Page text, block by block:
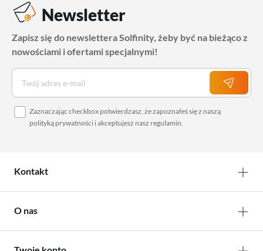
Newsletter
Zapisz się do newslettera Solfinity, żeby być na bieżąco z
nowościami i ofertami specjalnymi!
Zaznaczając checkbox potwierdzasz, że zapoznałeś się z naszą
polityką prywatności i akceptujesz nasz regulamin.
Kontakt
O nas